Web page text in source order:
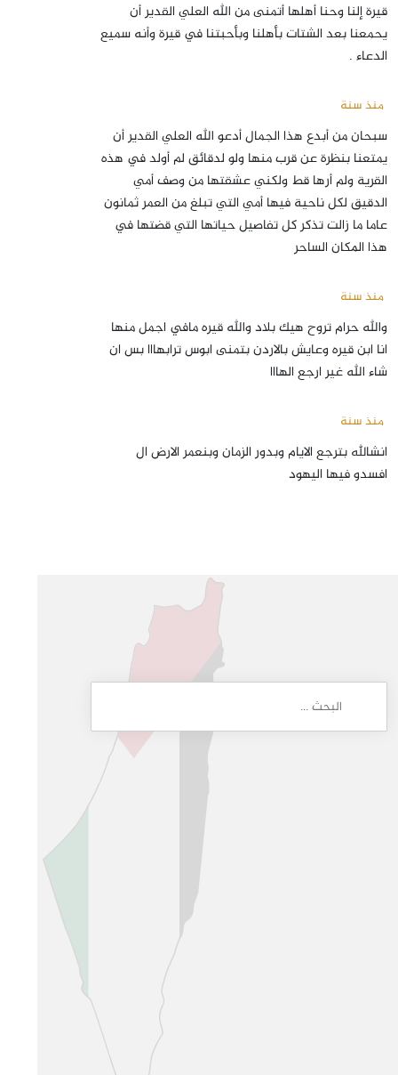
قيرة إلنا وحنا أهلها أتمنى من الله العلي القدير أن
يحمعنا بعد الشتات بأهلنا وبأحبتنا في قيرة وأنه سميع
الدعاء .
منذ سنة
سبحان من أبدع هذا الجمال أدعو الله العلي القدير أن
يمتعنا بنظرة عن قرب منها ولو لدقائق لم أولد في هذه
القرية ولم أرها قط ولكني عشقتها من وصف أمي
الدقيق لكل ناحية فيها أمي التي تبلغ من العمر ثمانون
عاما ما زالت تذكر كل تفاصيل حياتها التي قضتها في
هذا المكان الساحر
منذ سنة
والله حرام تروح هيك بلاد والله قيره مافي اجمل منها
انا ابن قيره وعايش بالاردن بتمنى ابوس ترابهااا بس ان
شاء الله غير ارجع الهااا
منذ سنة
انشالله بترجع الايام وبدور الزمان وبنعمر الارض ال
افسدو فيها اليهود